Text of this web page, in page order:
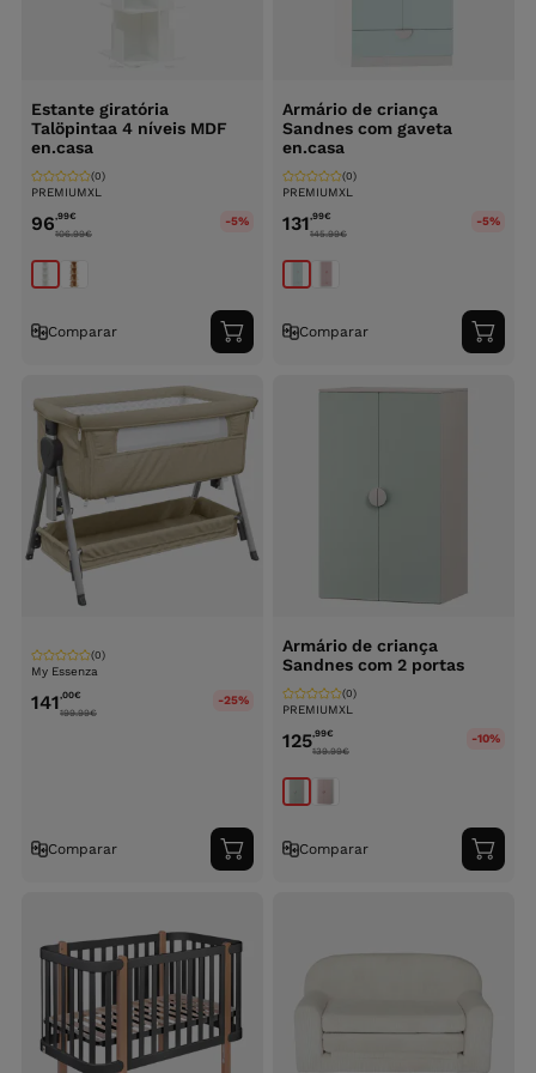
Estante giratória
Talöpintaa 4 níveis MDF
en.casa
PREMIUMXL
(0)
96,99€
106.99€
-5%
Comparar
Adicionar
ao
Armário de criança
Sandnes com gaveta
en.casa
PREMIUMXL
(0)
131,99€
145.99€
-5%
Comparar
ao
My Essenza
(0)
141,00€
199.99€
-25%
Comparar
Adicionar
ao
Armário de criança
Sandnes com 2 portas
PREMIUMXL
(0)
125,99€
139.99€
-10%
Comparar
ao